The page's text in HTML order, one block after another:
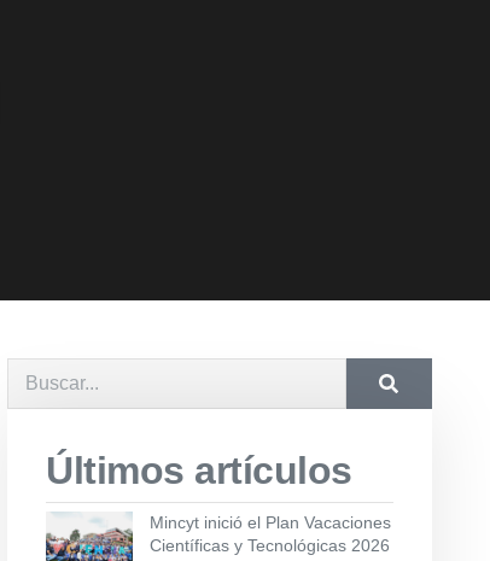
Últimos artículos
Mincyt inició el Plan Vacaciones
Científicas y Tecnológicas 2026